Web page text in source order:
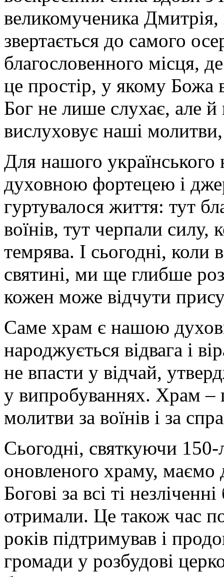
великомученика
звертається до самого
благословенного місця,
це простір, у якому Божа
Бог не лише слухає, але
вислуховує наші
Для нашого
духовною фортецею і
гуртувалося життя: тут
воїнів, тут черпали силу,
темрява. І сьогодні,
святині, ми ще глибше
кожен може відчути
Саме храм є нашою
народжується відвага і
не впасти у відчай,
у випробуваннях. Храм –
молитви за воїнів і за
Сьогодні, святкуючи 150-
оновленого храму, маємо
Богові за всі ті
отримали. Це також час
років підтримував і
громади у розбудові